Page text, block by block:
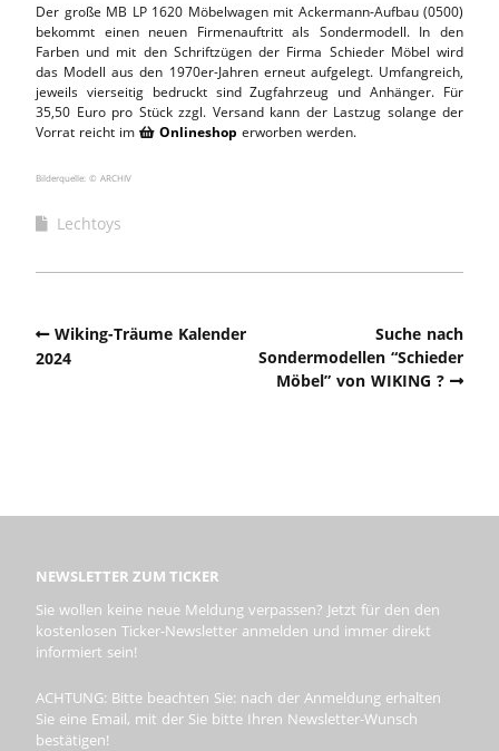
Der große MB LP 1620 Möbelwagen mit Ackermann-Aufbau (0500)
bekommt einen neuen Firmenauftritt als Sondermodell. In den
Farben und mit den Schriftzügen der Firma Schieder Möbel wird
das Modell aus den 1970er-Jahren erneut aufgelegt. Umfangreich,
jeweils vierseitig bedruckt sind Zugfahrzeug und Anhänger. Für
35,50 Euro pro Stück zzgl. Versand kann der Lastzug solange der
Vorrat reicht im  Onlineshop erworben werden.
Bilderquelle: © ARCHIV
Lechtoys
Wiking-Träume Kalender
2024
Suche nach
Sondermodellen “Schieder
Möbel” von WIKING ?
NEWSLETTER ZUM TICKER
Sie wollen keine neue Meldung verpassen? Jetzt für den den
kostenlosen Ticker-Newsletter anmelden und immer direkt
informiert sein!
ACHTUNG: Bitte beachten Sie: nach der Anmeldung erhalten
Sie eine Email, mit der Sie bitte Ihren Newsletter-Wunsch
bestätigen!